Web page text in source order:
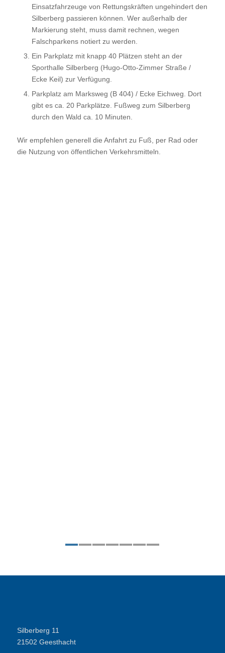
Einsatzfahrzeuge von Rettungskräften ungehindert den
Silberberg passieren können. Wer außerhalb der
Markierung steht, muss damit rechnen, wegen
Falschparkens notiert zu werden.
Ein Parkplatz mit knapp 40 Plätzen steht an der
Sporthalle Silberberg (Hugo-Otto-Zimmer Straße /
Ecke Keil) zur Verfügung.
Parkplatz am Marksweg (B 404) / Ecke Eichweg. Dort
gibt es ca. 20 Parkplätze. Fußweg zum Silberberg
durch den Wald ca. 10 Minuten.
Wir empfehlen generell die Anfahrt zu Fuß, per Rad oder
die Nutzung von öffentlichen Verkehrsmitteln.
1 2 3 4
Silberberg 11
21502 Geesthacht